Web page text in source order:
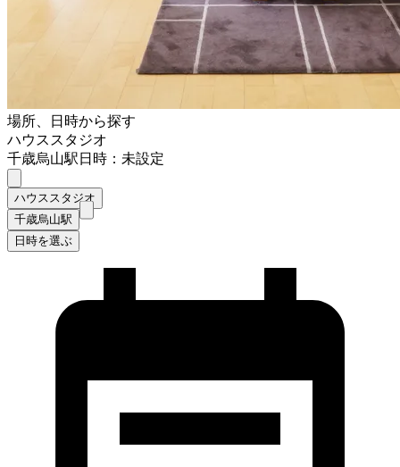
場所、日時から探す
ハウススタジオ
千歳烏山駅日時：未設定
ハウススタジオ
千歳烏山駅
日時を選ぶ